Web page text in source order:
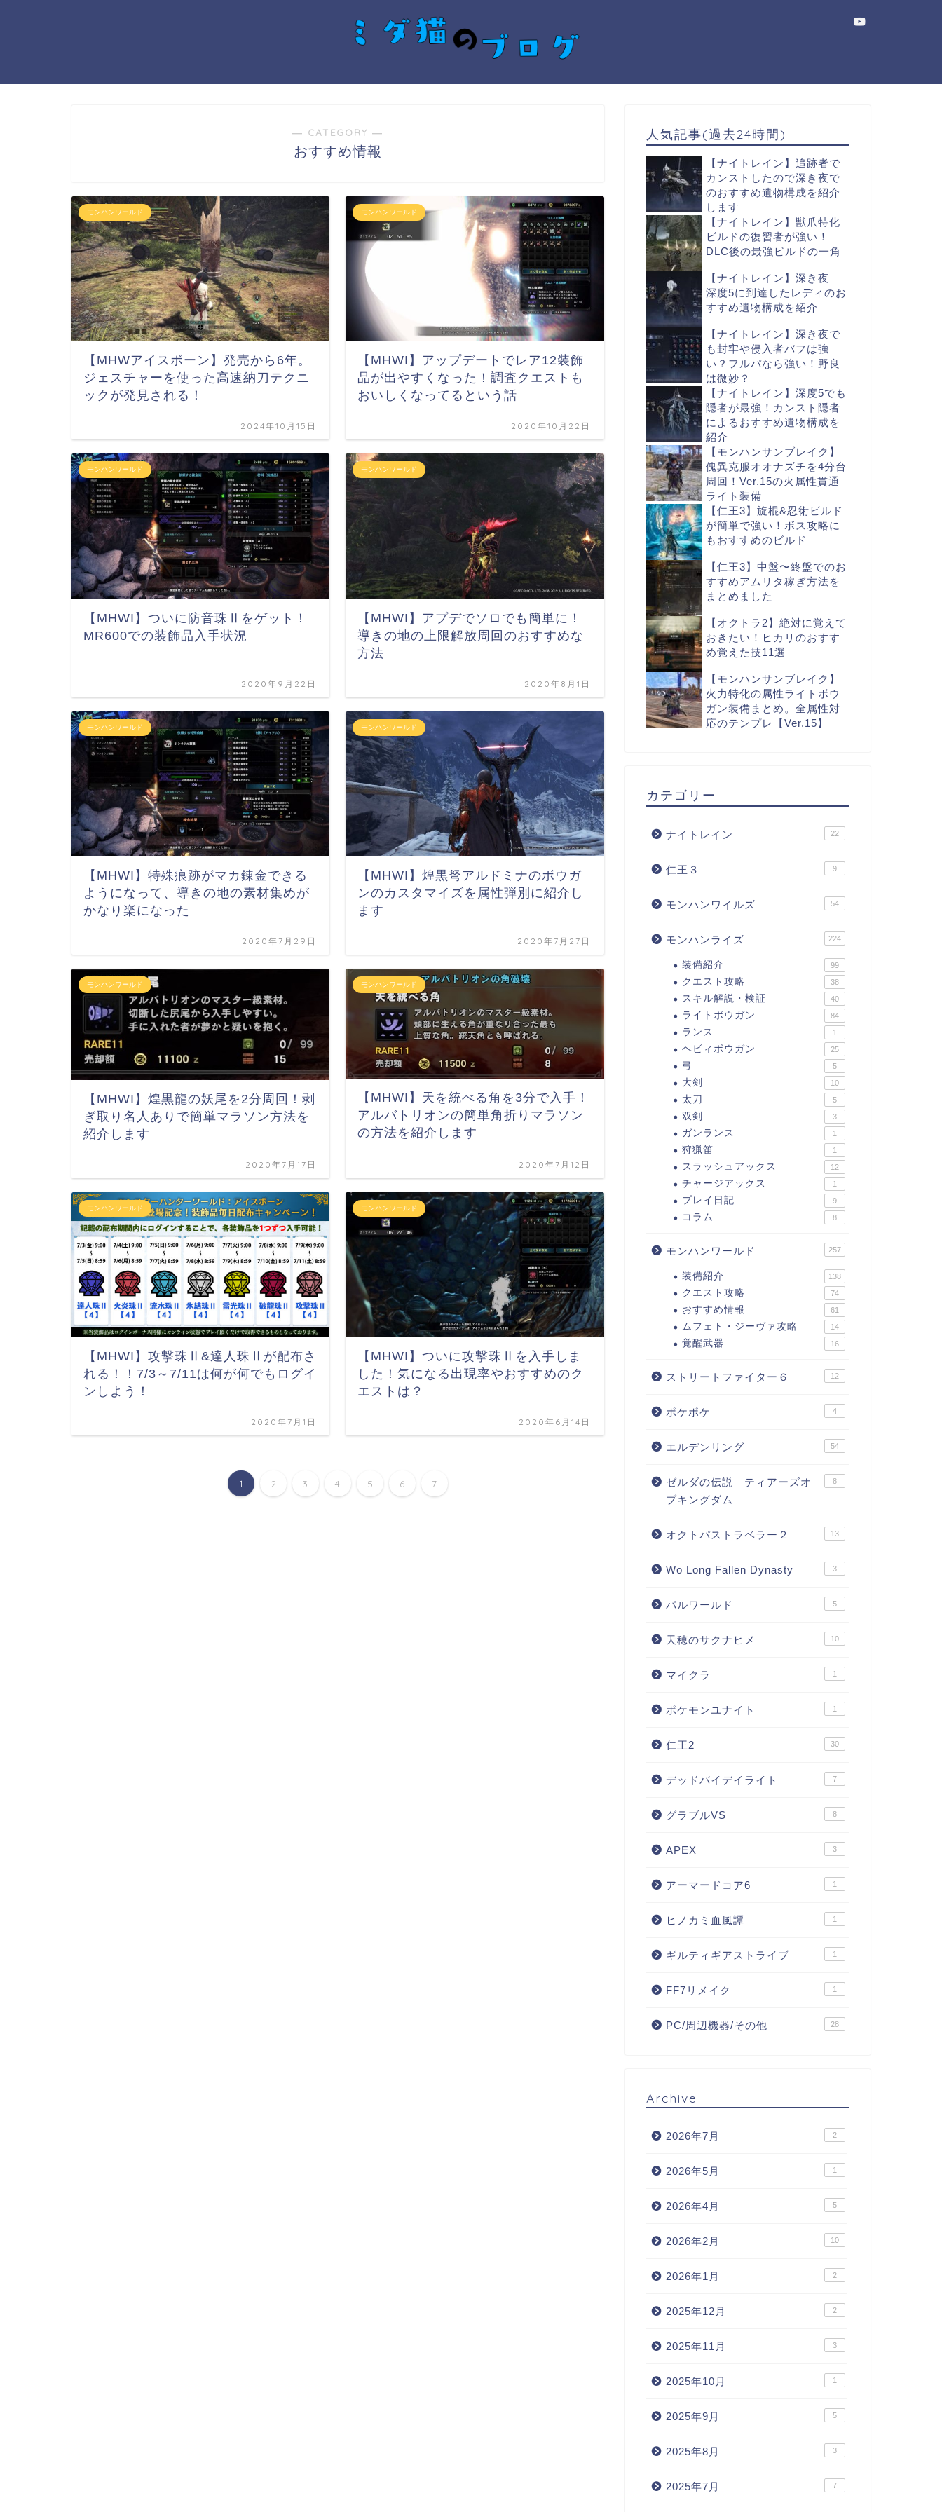
― CATEGORY ―
おすすめ情報
モンハンワールド
【MHWアイスボーン】発売から6年。
ジェスチャーを使った高速納刀テクニ
ックが発見される！
2024年10月15日
モンハンワールド
【MHWI】アップデートでレア12装飾
品が出やすくなった！調査クエストも
おいしくなってるという話
2020年10月22日
モンハンワールド
【MHWI】ついに防音珠Ⅱをゲット！
MR600での装飾品入手状況
2020年9月22日
モンハンワールド
【MHWI】アプデでソロでも簡単に！
導きの地の上限解放周回のおすすめな
方法
2020年8月1日
モンハンワールド
【MHWI】特殊痕跡がマカ錬金できる
ようになって、導きの地の素材集めが
かなり楽になった
2020年7月29日
モンハンワールド
【MHWI】煌黒弩アルドミナのボウガ
ンのカスタマイズを属性弾別に紹介し
ます
2020年7月27日
モンハンワールド
【MHWI】煌黒龍の妖尾を2分周回！剥
ぎ取り名人ありで簡単マラソン方法を
紹介します
2020年7月17日
モンハンワールド
【MHWI】天を統べる角を3分で入手！
アルバトリオンの簡単角折りマラソン
の方法を紹介します
2020年7月12日
モンハンワールド
【MHWI】攻撃珠Ⅱ&達人珠Ⅱが配布さ
れる！！7/3～7/11は何が何でもログイ
ンしよう！
2020年7月1日
モンハンワールド
【MHWI】ついに攻撃珠Ⅱを入手しま
した！気になる出現率やおすすめのク
エストは？
2020年6月14日
1 2 3 4 5 6 7
人気記事(過去24時間)
【ナイトレイン】追跡者で
カンストしたので深き夜で
のおすすめ遺物構成を紹介
します
【ナイトレイン】獣爪特化
ビルドの復習者が強い！
DLC後の最強ビルドの一角
【ナイトレイン】深き夜
深度5に到達したレディのお
すすめ遺物構成を紹介
【ナイトレイン】深き夜で
も封牢や侵入者バフは強
い？フルパなら強い！野良
は微妙？
【ナイトレイン】深度5でも
隠者が最強！カンスト隠者
によるおすすめ遺物構成を
紹介
【モンハンサンブレイク】
傀異克服オオナズチを4分台
周回！Ver.15の火属性貫通
ライト装備
【仁王3】旋棍&忍術ビルド
が簡単で強い！ボス攻略に
もおすすめのビルド
【仁王3】中盤〜終盤でのお
すすめアムリタ稼ぎ方法を
まとめました
【オクトラ2】絶対に覚えて
おきたい！ヒカリのおすす
め覚えた技11選
【モンハンサンブレイク】
火力特化の属性ライトボウ
ガン装備まとめ。全属性対
応のテンプレ【Ver.15】
カテゴリー
ナイトレイン 22
仁王３ 9
モンハンワイルズ 54
モンハンライズ 224
装備紹介 99
クエスト攻略 38
スキル解説・検証 40
ライトボウガン 84
ランス 1
ヘビィボウガン 25
弓 5
大剣 10
太刀 5
双剣 3
ガンランス 1
狩猟笛 1
スラッシュアックス 12
チャージアックス 1
プレイ日記 9
コラム 8
モンハンワールド 257
装備紹介 138
クエスト攻略 74
おすすめ情報 61
ムフェト・ジーヴァ攻略 14
覚醒武器 16
ストリートファイター６ 12
ポケポケ 4
エルデンリング 54
ゼルダの伝説 ティアーズオ
ブキングダム
8
オクトパストラベラー２ 13
Wo Long Fallen Dynasty 3
パルワールド 5
天穂のサクナヒメ 10
マイクラ 1
ポケモンユナイト 1
仁王2 30
デッドバイデイライト 7
グラブルVS 8
APEX 3
アーマードコア6 1
ヒノカミ血風譚 1
ギルティギアストライブ 1
FF7リメイク 1
PC/周辺機器/その他 28
Archive
2026年7月 2
2026年5月 1
2026年4月 5
2026年2月 10
2026年1月 2
2025年12月 2
2025年11月 3
2025年10月 1
2025年9月 5
2025年8月 3
2025年7月 7